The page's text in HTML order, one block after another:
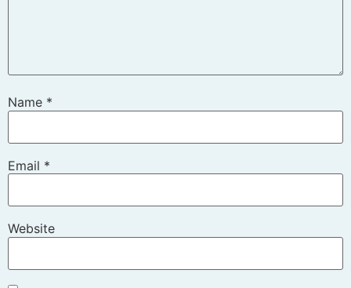
Name *
Email *
Website